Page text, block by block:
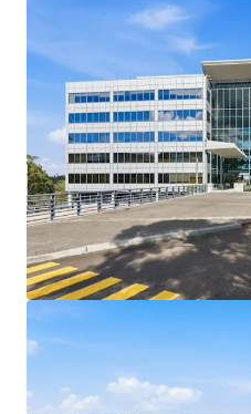
Motorway,
Excellent
plates
E3 zoning
potential and
Long-term
the Macquarie
constraints
In one of
center
value
Environmental
4 Julius Avenue, North Ryde